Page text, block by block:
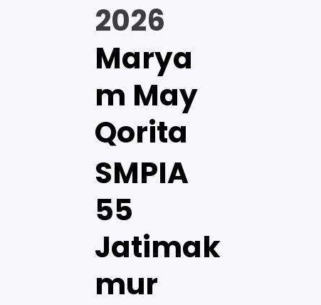
2026
Marya
m May
Qorita
SMPIA
55
Jatimak
mur